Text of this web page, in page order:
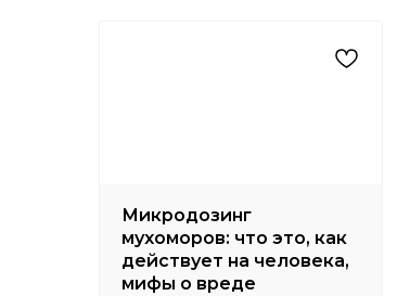
Микродозинг
мухоморов: что это, как
действует на человека,
мифы о вреде